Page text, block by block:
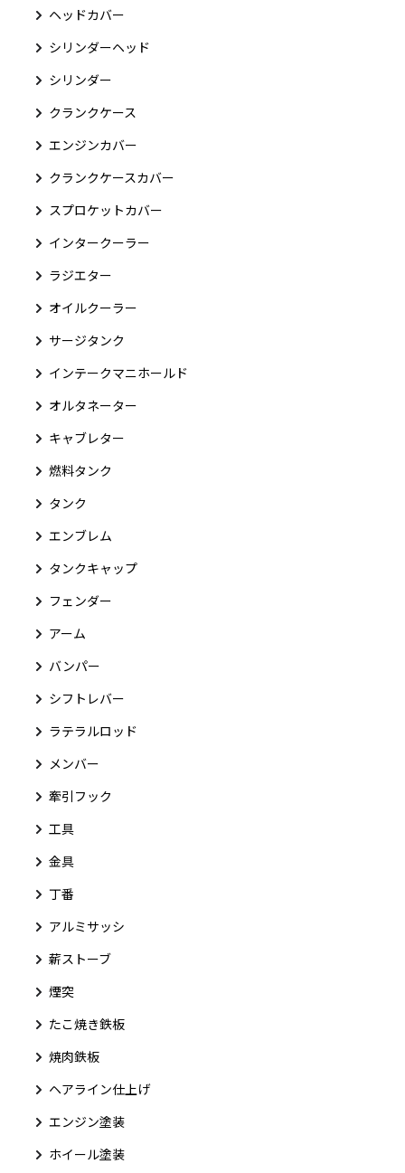
ヘッドカバー
シリンダーヘッド
シリンダー
クランクケース
エンジンカバー
クランクケースカバー
スプロケットカバー
インタークーラー
ラジエター
オイルクーラー
サージタンク
インテークマニホールド
オルタネーター
キャブレター
燃料タンク
タンク
エンブレム
タンクキャップ
フェンダー
アーム
バンパー
シフトレバー
ラテラルロッド
メンバー
牽引フック
工具
金具
丁番
アルミサッシ
薪ストーブ
煙突
たこ焼き鉄板
焼肉鉄板
ヘアライン仕上げ
エンジン塗装
ホイール塗装